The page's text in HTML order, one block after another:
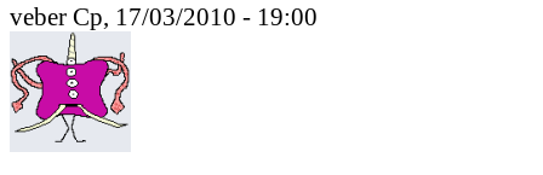
veber Ср, 17/03/2010 - 19:00